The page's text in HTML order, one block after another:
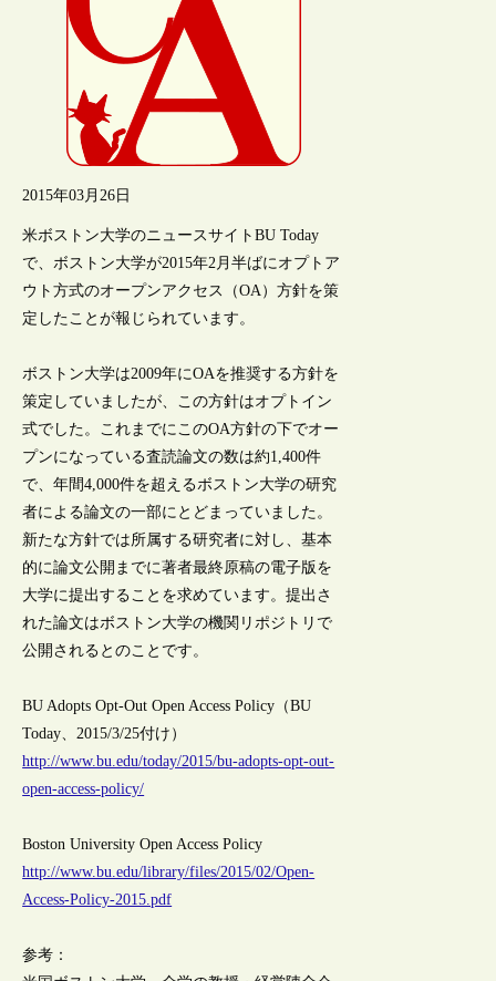
2015年03月26日
米ボストン大学のニュースサイトBU Today
で、ボストン大学が2015年2月半ばにオプトア
ウト方式のオープンアクセス（OA）方針を策
定したことが報じられています。
ボストン大学は2009年にOAを推奨する方針を
策定していましたが、この方針はオプトイン
式でした。これまでにこのOA方針の下でオー
プンになっている査読論文の数は約1,400件
で、年間4,000件を超えるボストン大学の研究
者による論文の一部にとどまっていました。
新たな方針では所属する研究者に対し、基本
的に論文公開までに著者最終原稿の電子版を
大学に提出することを求めています。提出さ
れた論文はボストン大学の機関リポジトリで
公開されるとのことです。
BU Adopts Opt-Out Open Access Policy（BU
Today、2015/3/25付け）
http://www.bu.edu/today/2015/bu-adopts-opt-out-
open-access-policy/
Boston University Open Access Policy
http://www.bu.edu/library/files/2015/02/Open-
Access-Policy-2015.pdf
参考：